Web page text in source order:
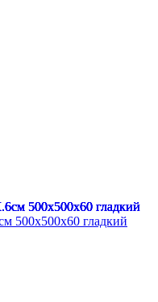
500х500х60 гладкий